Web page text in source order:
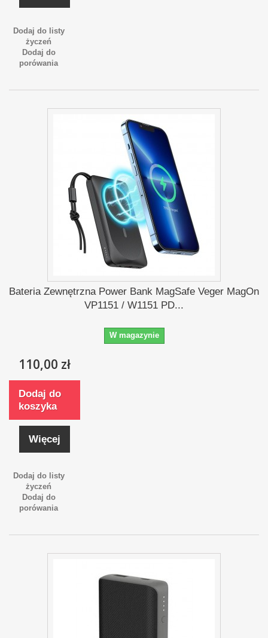
Dodaj do listy
życzeń
Dodaj do
porówania
Bateria Zewnętrzna Power Bank MagSafe Veger MagOn
VP1151 / W1151 PD...
W magazynie
110,00 zł
Dodaj do
koszyka
Więcej
Dodaj do listy
życzeń
Dodaj do
porówania